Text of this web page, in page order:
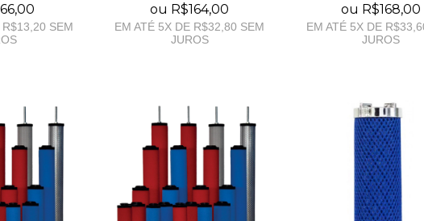
R$13,20 SEM
ou R$164,00
EM ATÉ 5X DE R$32,80 SEM
JUROS
ou R$168,00
EM ATÉ 5X DE
JUROS